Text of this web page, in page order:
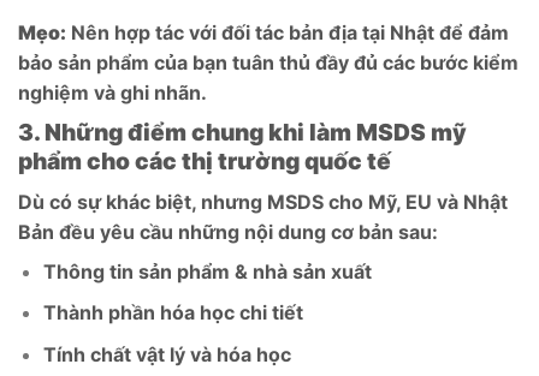
Mẹo: Nên hợp tác với đối tác bản địa tại Nhật để đảm
bảo sản phẩm của bạn tuân thủ đầy đủ các bước kiểm
nghiệm và ghi nhãn.
3. Những điểm chung khi làm MSDS mỹ
phẩm cho các thị trường quốc tế
Dù có sự khác biệt, nhưng MSDS cho Mỹ, EU và Nhật
Bản đều yêu cầu những nội dung cơ bản sau:
Thông tin sản phẩm & nhà sản xuất
Thành phần hóa học chi tiết
Tính chất vật lý và hóa học